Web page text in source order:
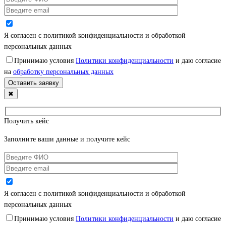
Я согласен с политикой конфиденциальности и обработкой
персональных данных
Принимаю условия Политики конфиденциальности и даю согласие
на обработку персональных данных
✖
Получить кейс
Заполните ваши данные и получите кейс
Я согласен с политикой конфиденциальности и обработкой
персональных данных
Принимаю условия Политики конфиденциальности и даю согласие